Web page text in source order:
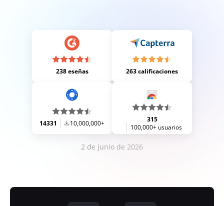
238 eseñas 263 calificaciones
14331 10,000,000+
315
100,000+ usuarios
2 de junio de 2026